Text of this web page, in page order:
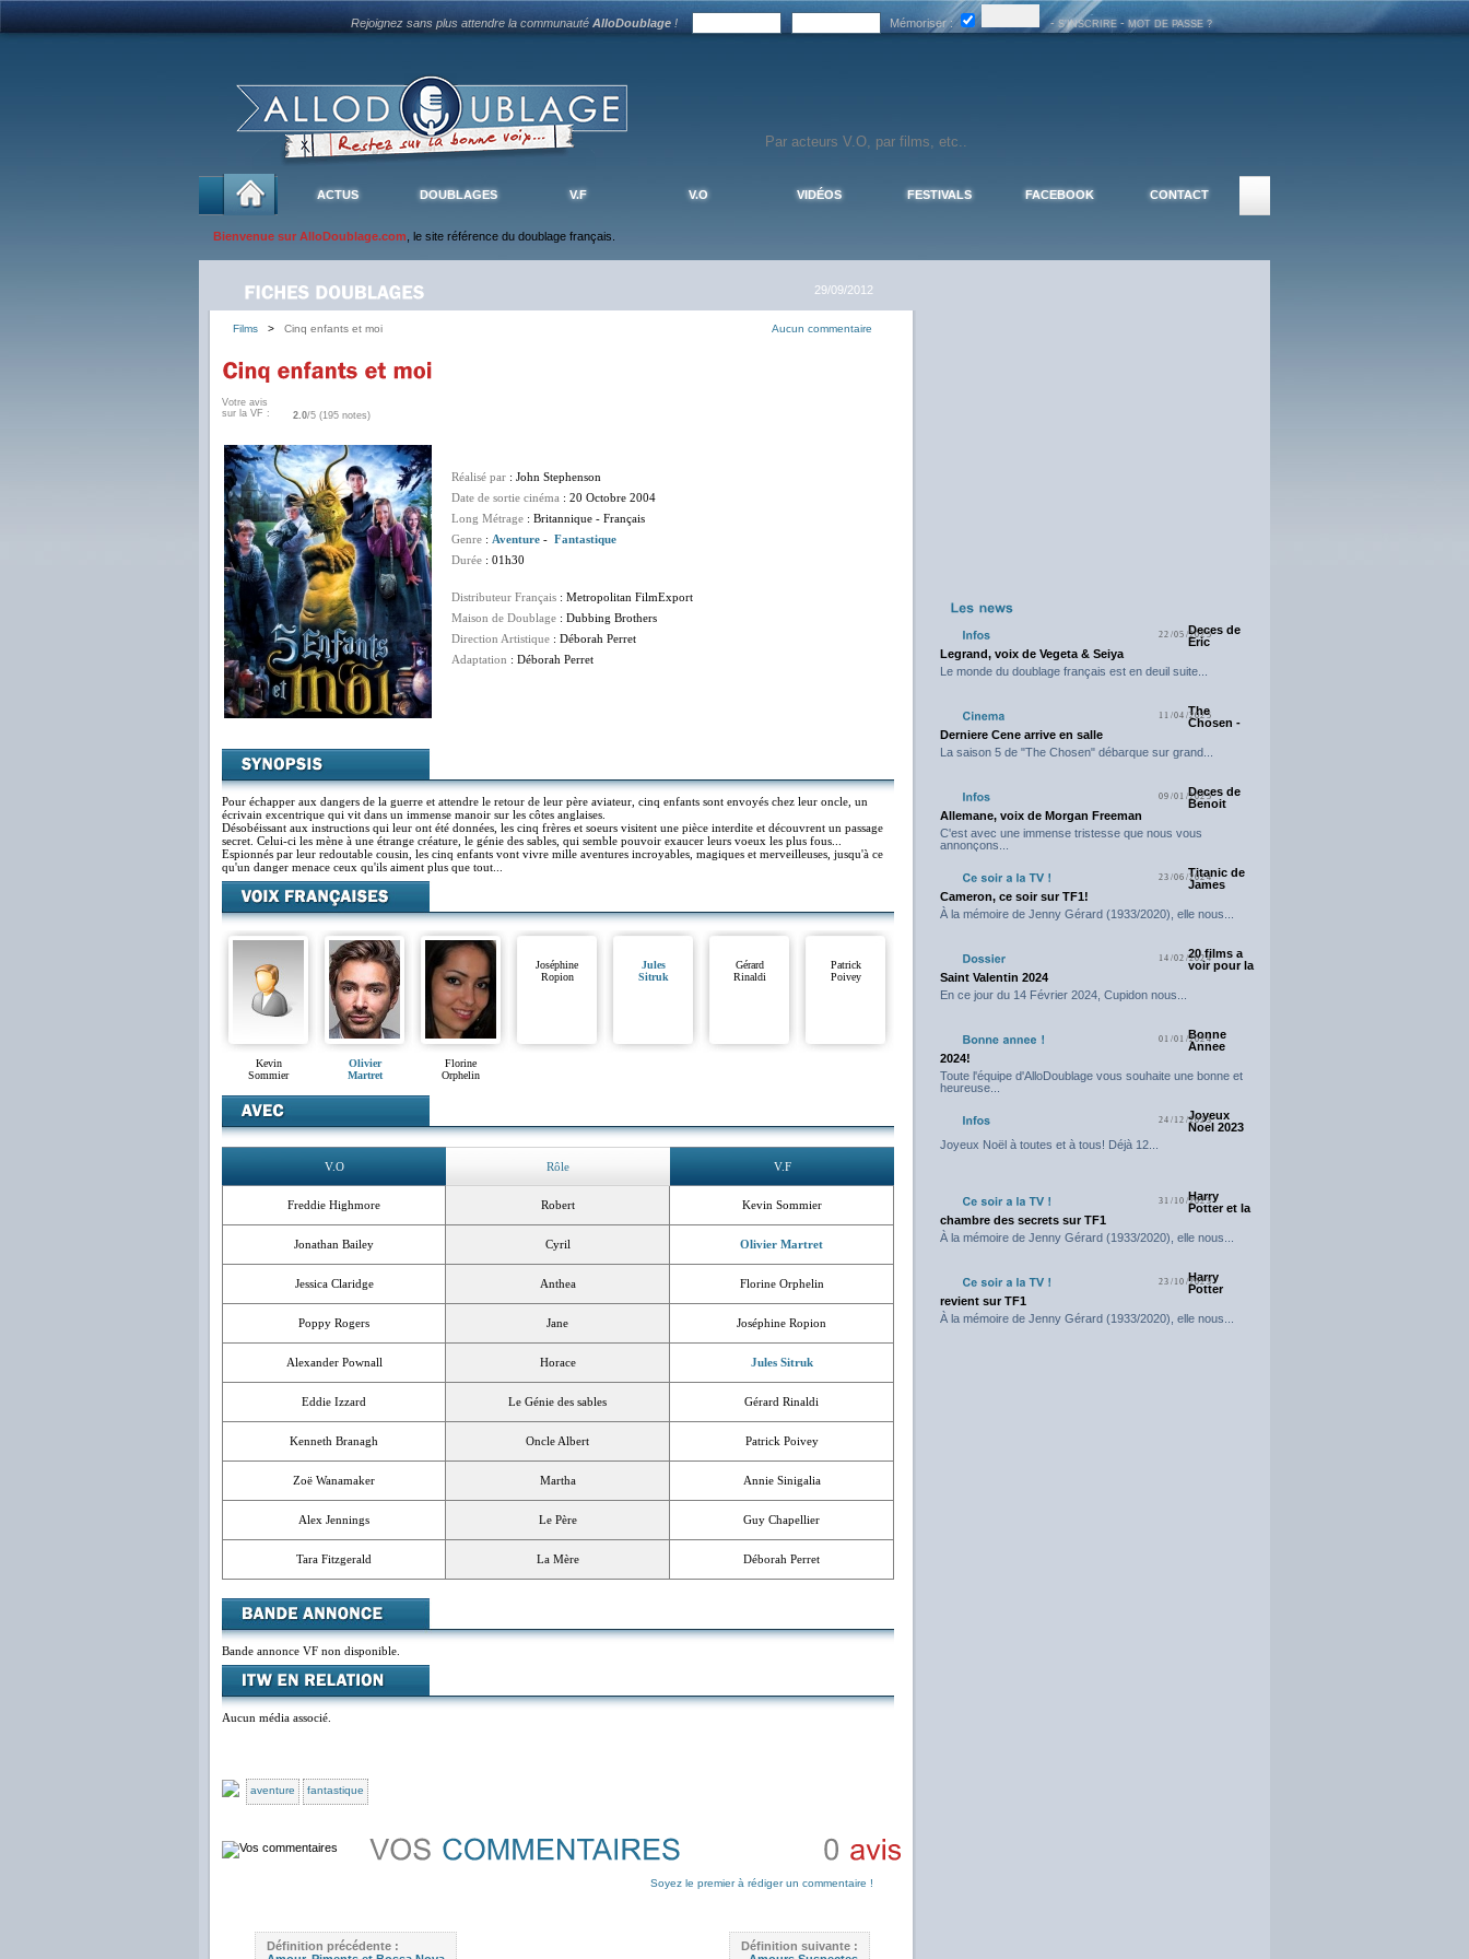
Rejoignez sans plus attendre la communautéAlloDoublage ! Mémoriser : -S'INSCRIRE -MOT DE PASSE ?
ACTUS DOUBLAGES V.F V.O VIDÉOS FESTIVALS FACEBOOK CONTACT
Bienvenue sur AlloDoublage.com , le site référence du doublage français.
29/09/2012
Films > Cinq enfants et moi Aucun commentaire
Votre avis
sur la VF :
2.0/5 (195 notes)
Réalisé par : John Stephenson
Date de sortie cinéma : 20 Octobre 2004
Long Métrage : Britannique - Français
Genre : Aventure - Fantastique
Durée : 01h30
Distributeur Français : Metropolitan FilmExport
Maison de Doublage : Dubbing Brothers
Direction Artistique : Déborah Perret
Adaptation : Déborah Perret
Pour échapper aux dangers de la guerre et attendre le retour de leur père aviateur, cinq enfants sont envoyés chez leur oncle, un
écrivain excentrique qui vit dans un immense manoir sur les côtes anglaises.
Désobéissant aux instructions qui leur ont été données, les cinq frères et soeurs visitent une pièce interdite et découvrent un passage
secret. Celui-ci les mène à une étrange créature, le génie des sables, qui semble pouvoir exaucer leurs voeux les plus fous...
Espionnés par leur redoutable cousin, les cinq enfants vont vivre mille aventures incroyables, magiques et merveilleuses, jusqu'à ce
qu'un danger menace ceux qu'ils aiment plus que tout...
Kevin
Sommier
Olivier
Martret
Florine
Orphelin
Joséphine
Ropion
Jules
Sitruk
Gérard
Rinaldi
Patrick
Poivey
V.O Rôle V.F
Freddie Highmore Robert Kevin Sommier
Jonathan Bailey Cyril Olivier Martret
Jessica Claridge Anthea Florine Orphelin
Poppy Rogers Jane Joséphine Ropion
Alexander Pownall Horace Jules Sitruk
Eddie Izzard Le Génie des sables Gérard Rinaldi
Kenneth Branagh Oncle Albert Patrick Poivey
Zoë Wanamaker Martha Annie Sinigalia
Alex Jennings Le Père Guy Chapellier
Tara Fitzgerald La Mère Déborah Perret
Bande annonce VF non disponible.
Aucun média associé.
aventure fantastique
Soyez le premier à rédiger un commentaire !
Définition précédente :
Définition suivante :
22/05/2025Deces de
Eric
Legrand, voix de Vegeta & Seiya
Le monde du doublage français est en deuil suite...
11/04/2025
The
Chosen -
Derniere Cene arrive en salle
La saison 5 de "The Chosen" débarque sur grand...
09/01/2025Deces de
Benoit
Allemane, voix de Morgan Freeman
C'est avec une immense tristesse que nous vous
annonçons...
23/06/2024Titanic de
James
Cameron, ce soir sur TF1!
À la mémoire de Jenny Gérard (1933/2020), elle nous...
14/02/202420 films a
voir pour la
Saint Valentin 2024
En ce jour du 14 Février 2024, Cupidon nous...
01/01/2024
Bonne
Annee
2024!
Toute l'équipe d'AlloDoublage vous souhaite une bonne et
heureuse...
24/12/2023
Joyeux
Noel 2023
Joyeux Noël à toutes et à tous! Déjà 12...
31/10/2023
Harry
Potter et la
chambre des secrets sur TF1
À la mémoire de Jenny Gérard (1933/2020), elle nous...
23/10/2023
Harry
Potter
revient sur TF1
À la mémoire de Jenny Gérard (1933/2020), elle nous...